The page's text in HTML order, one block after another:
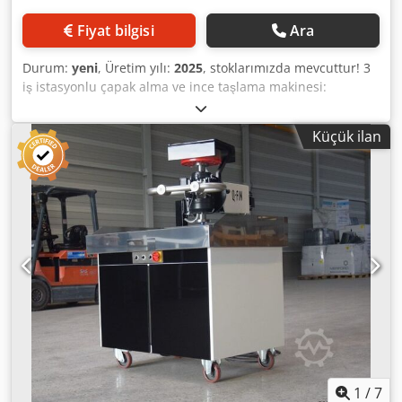
bantların kapalı boru yapılarına güvenli ve hızlı bir şekilde
birleştirilmesini sağlar. Bantların karmaşık bir şekilde
yapıştırılması gerekmez. Her görev için bir çözüm sunan
çok çeşitli zımparalama aletleri. Optimum kullanım için
kauçuk saplı! Set içeriği: 1 POLY-PTX® 800 temel ünite 1
sağlam, darbeye dayanıklı plastik kasa 1 QUICK-LOCK
kablosu 4 m 1 POLY-PTX® sabitleme vidası 100 mm
genişliğinde 1 polar disk Makine tipi: Saten finisaj makinesi
Kablo/pil: Kablo Uygun aletler: Fırçalar, burçlar, parlatma
halkaları, tekerlekler Fiş tipi/güç bağlantısı: AB (C+F) 220-
240 V ~ 50-60 Hz Güç tüketimi: 1750 watt Maks. takım
boyutu: Çap 115 x genişlik 100 mm Takım tutucu: Kamalı
mil 19mm WEEE Kayıt No: DE 51395731 Dak-1 cinsinden
hız: 1000 - 3800
Fiyat bilgisi Ara
Durum: yeni, Üretim yılı: 2025, stoklarımızda mevcuttur! 3
iş istasyonlu çapak alma ve ince taşlama makinesi:
Zımpara bandı - fırça istasyonu - zımpara bandı
Crodpfopwh Tfsx Aczsf Etkin maksimum çalışma genişliği:
1150mm Standart iş parçası kalınlığı: 0,8 - 150 mm Kontrol
panelinde dijital iş parçası kalınlığı göstergesi, doğruluk
0,1 mm çalışma istasyonlarının önünde ve arkasında
ayarlanabilir basınç silindirleri Zımpara kayışının sol tarafa
takılması Elektronik kontrollü fotosel ile zımpara bandının
merkezlenmesi, eğrilik veya bant kopması durumunda acil
durdurma Halının sürekli ayarlanabilir besleme hızı
seçenekler dahil: Makine tabanının forklift yüklemesi için
hazırlanması 3 çalışma ünitesi ve 1 dış üniteye sahip
makine için galvanizli sacdan yapılmış emiş kollektörü
Küçük veya kaygan iş parçalarının besleme halısına
yapışmasını artırmak için vakum cihazı. Delikli besleme
tablası ve halı ile birlikte CE standardına uygun güçlü
elektrikli fan ve ses yalıtımlı çıkış, 5.5kW Temas
Küçük ilan
1 /7